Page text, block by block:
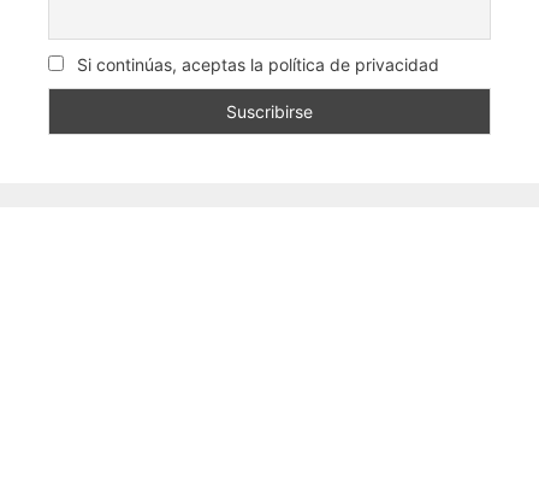
Si continúas, aceptas la política de privacidad